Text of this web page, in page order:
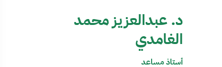
د. عبدالعزيز محمد
الغامدي
أستاذ مساعد